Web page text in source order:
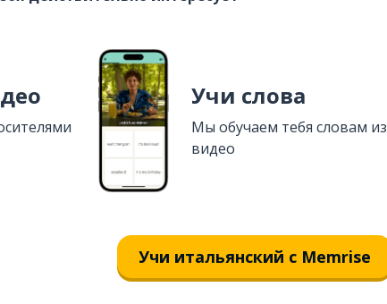
Учи слова
Мы обучаем тебя словам из
видео
Учи итальянский с Memrise